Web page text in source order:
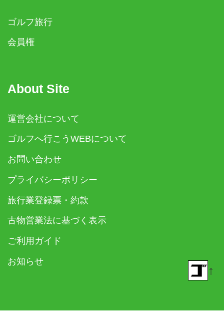
ゴルフ旅行
会員権
About Site
運営会社について
ゴルフへ行こうWEBについて
お問い合わせ
プライバシーポリシー
旅行業登録票・約款
古物営業法に基づく表示
ご利用ガイド
お知らせ
↑